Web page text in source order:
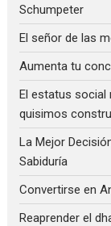
Schumpeter
El señor de las
Aumenta tu
El estatus social
quisimos
La Mejor
Sabiduría
Convertirse en
Reaprender el